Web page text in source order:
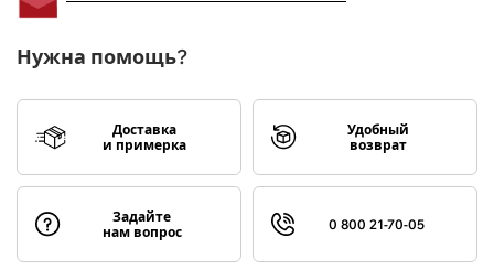
Нужна помощь?
Доставка
и примерка
Удобный
возврат
Задайте
нам вопрос
0 800 21-70-05